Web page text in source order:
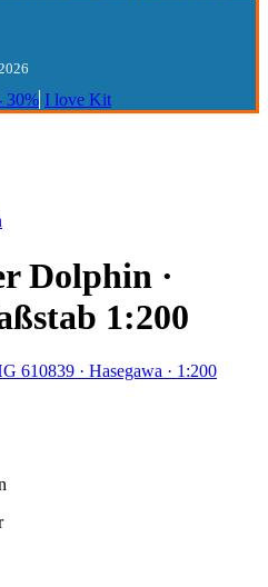
30% I love Kit
Dolphin ·
1:200